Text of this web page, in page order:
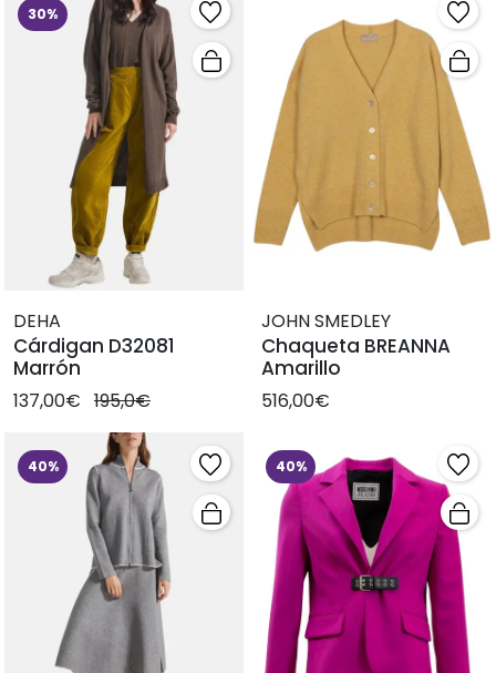
30%
DEHA
Cárdigan D32081
Marrón
137,00€ 195,0€
JOHN SMEDLEY
Chaqueta BREANNA
Amarillo
516,00€
40% 40%